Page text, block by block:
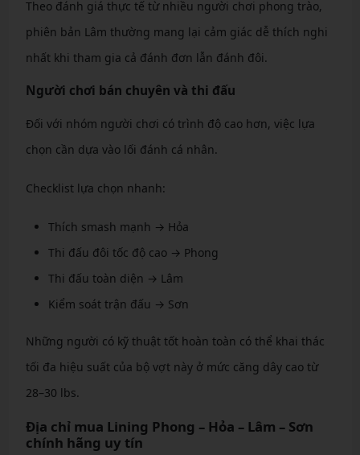
Theo đánh giá thực tế từ nhiều người chơi phong trào,
phiên bản Lâm thường mang lại cảm giác dễ thích nghi
nhất khi tham gia cả đánh đơn lẫn đánh đôi.
Người chơi bán chuyên và thi đấu
Đối với nhóm người chơi có trình độ cao hơn, việc lựa
chọn cần dựa vào lối đánh cá nhân.
Checklist lựa chọn nhanh:
Thích smash mạnh → Hỏa
Thi đấu đôi tốc độ cao → Phong
Thi đấu toàn diện → Lâm
Kiểm soát trận đấu → Sơn
Những người có kỹ thuật tốt hoàn toàn có thể khai thác
tối đa hiệu suất của bộ vợt này ở mức căng dây cao từ
28–30 lbs.
Địa chỉ mua Lining Phong – Hỏa – Lâm – Sơn
chính hãng uy tín